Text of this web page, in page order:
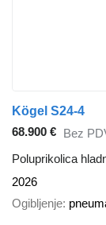
Kögel S24-4
68.900 € Bez
Poluprikolica
2026
Ogibljenje